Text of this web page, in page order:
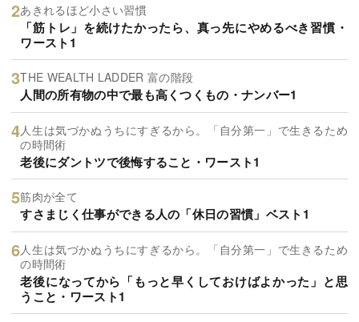
あきれるほど小さい習慣
「筋トレ」を続けたかったら、真っ先にやめるべき習慣・
ワースト1
THE WEALTH LADDER 富の階段
人間の所有物の中で最も高くつくもの・ナンバー1
人生は気づかぬうちにすぎるから。「自分第一」で生きるため
の時間術
老後にダントツで後悔すること・ワースト1
筋肉が全て
すさまじく仕事ができる人の「休日の習慣」ベスト1
人生は気づかぬうちにすぎるから。「自分第一」で生きるため
の時間術
老後になってから「もっと早くしておけばよかった」と思
うこと・ワースト1